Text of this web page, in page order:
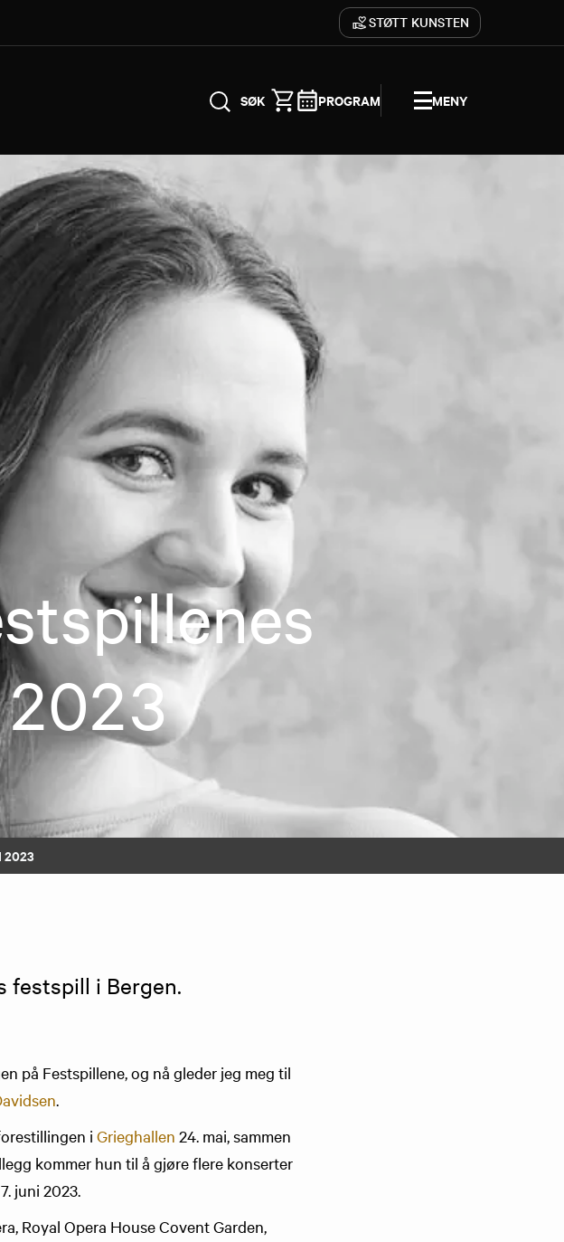
STØTT KUNSTEN
PROGRAM MENY
2023
festspill i Bergen.
på Festspillene, og nå gleder jeg meg til
.
iGrieghallen 24. mai, sammen
kommer hun til å gjøre flere konserter
juni 2023.
Royal Opera House Covent Garden,